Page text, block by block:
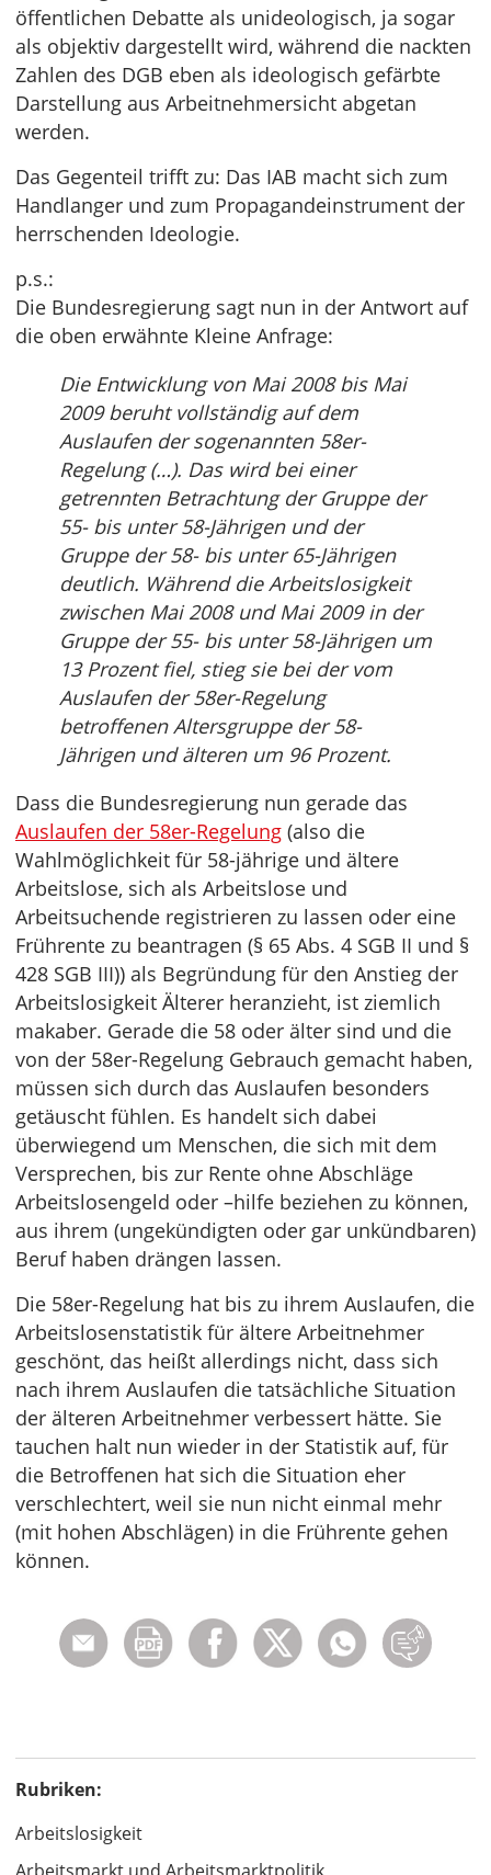
öffentlichen Debatte als unideologisch, ja sogar
als objektiv dargestellt wird, während die nackten
Zahlen des DGB eben als ideologisch gefärbte
Darstellung aus Arbeitnehmersicht abgetan
werden.
Das Gegenteil trifft zu: Das IAB macht sich zum
Handlanger und zum Propagandeinstrument der
herrschenden Ideologie.
p.s.:
Die Bundesregierung sagt nun in der Antwort auf
die oben erwähnte Kleine Anfrage:
Die Entwicklung von Mai 2008 bis Mai
2009 beruht vollständig auf dem
Auslaufen der sogenannten 58er-
Regelung (…). Das wird bei einer
getrennten Betrachtung der Gruppe der
55- bis unter 58-Jährigen und der
Gruppe der 58- bis unter 65-Jährigen
deutlich. Während die Arbeitslosigkeit
zwischen Mai 2008 und Mai 2009 in der
Gruppe der 55- bis unter 58-Jährigen um
13 Prozent fiel, stieg sie bei der vom
Auslaufen der 58er-Regelung
betroffenen Altersgruppe der 58-
Jährigen und älteren um 96 Prozent.
Dass die Bundesregierung nun gerade das
Auslaufen der 58er-Regelung (also die
Wahlmöglichkeit für 58-jährige und ältere
Arbeitslose, sich als Arbeitslose und
Arbeitsuchende registrieren zu lassen oder eine
Frührente zu beantragen (§ 65 Abs. 4 SGB II und §
428 SGB III)) als Begründung für den Anstieg der
Arbeitslosigkeit Älterer heranzieht, ist ziemlich
makaber. Gerade die 58 oder älter sind und die
von der 58er-Regelung Gebrauch gemacht haben,
müssen sich durch das Auslaufen besonders
getäuscht fühlen. Es handelt sich dabei
überwiegend um Menschen, die sich mit dem
Versprechen, bis zur Rente ohne Abschläge
Arbeitslosengeld oder –hilfe beziehen zu können,
aus ihrem (ungekündigten oder gar unkündbaren)
Beruf haben drängen lassen.
Die 58er-Regelung hat bis zu ihrem Auslaufen, die
Arbeitslosenstatistik für ältere Arbeitnehmer
geschönt, das heißt allerdings nicht, dass sich
nach ihrem Auslaufen die tatsächliche Situation
der älteren Arbeitnehmer verbessert hätte. Sie
tauchen halt nun wieder in der Statistik auf, für
die Betroffenen hat sich die Situation eher
verschlechtert, weil sie nun nicht einmal mehr
(mit hohen Abschlägen) in die Frührente gehen
können.
Rubriken:
Arbeitslosigkeit